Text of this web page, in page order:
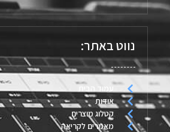
נווט באתר:
עמוד הבית
אודות
קטלוג מוצרים
מאמרים לקריאה